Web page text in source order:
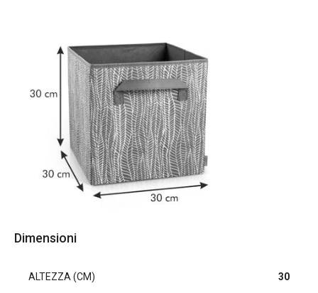
Dimensioni
ALTEZZA (CM) 30